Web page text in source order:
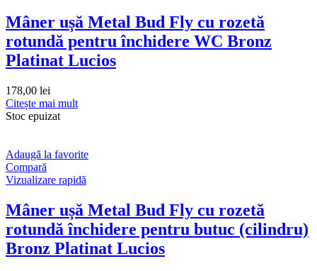
Mâner ușă Metal Bud Fly cu rozetă
rotundă pentru închidere WC Bronz
Platinat Lucios
178,00 lei
Citește mai mult
Stoc epuizat
Adaugă la favorite
Compară
Vizualizare rapidă
Mâner ușă Metal Bud Fly cu rozetă
rotundă închidere pentru butuc (cilindru)
Bronz Platinat Lucios